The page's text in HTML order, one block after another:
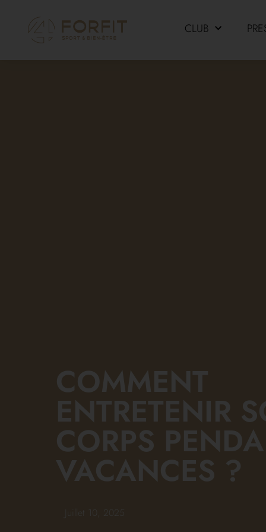
CLUB
COMMENT
ENTRETENIR
CORPS
VACANCES ?
Juillet 10, 2025